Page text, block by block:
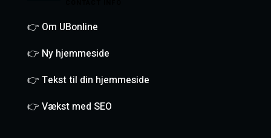
👉 Om UBonline
👉 Ny hjemmeside
👉 Tekst til din hjemmeside
👉 Vækst med SEO